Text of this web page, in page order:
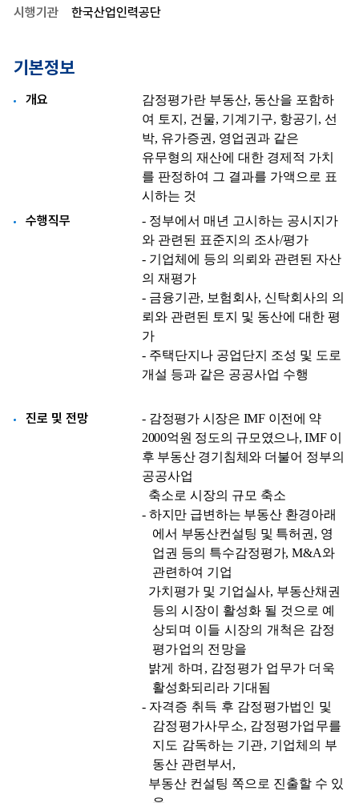
시행기관
한국산업인력공단
기본정보
개요
수행직무
진로 및 전망